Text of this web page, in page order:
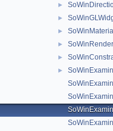
►
►
►
►
►
►